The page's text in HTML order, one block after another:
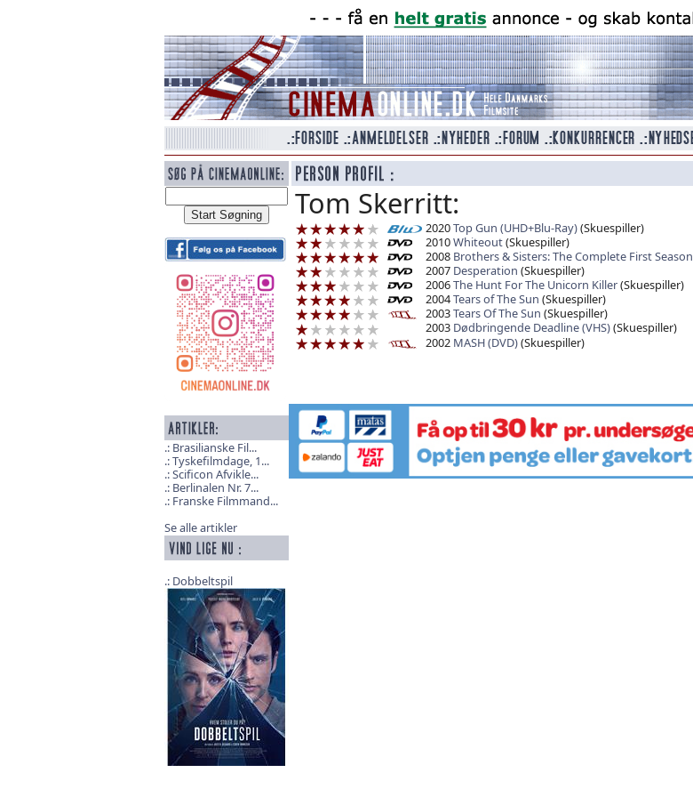
Brasilianske Fil...
Tyskefilmdage, 1...
Scificon Afvikle...
Berlinalen Nr. 7...
Franske Filmmand...
Se alle artikler
Dobbeltspil
Tom Skerritt:
2020Top Gun (UHD+Blu-Ray)(Skuespiller)
2010Whiteout(Skuespiller)
2008 Brothers & Sisters: The Complete First Season
2007 Desperation (Skuespiller)
2006The Hunt For The Unicorn Killer(Skuespiller)
2004Tears of The Sun (Skuespiller)
2003Tears Of The Sun (Skuespiller)
2003 Dødbringende Deadline (VHS)(Skuespiller)
2002 MASH (DVD)(Skuespiller)